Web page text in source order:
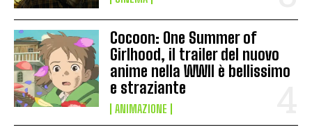
Cocoon: One Summer of
Girlhood, il trailer del nuovo
anime nella WWII è bellissimo
e straziante
ANIMAZIONE